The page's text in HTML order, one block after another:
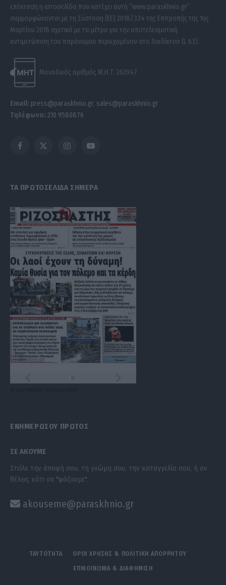
επέκταση η ιστοσελίδα που κατέχει αυτή “www.paraskhnio.gr”
συμμορφώνονται με τη Σύσταση (ΕΕ) 2018/334 της Επιτροπής της 1ης
Μαρτίου 2018 σχετικά με τα μέτρα για την αποτελεσματική
αντιμετώπιση του παράνομου περιεχομένου στο διαδίκτυο (L 63).
Μοναδικός αριθμός Μ.Η.Τ. 262047
Email: press@paraskhnio.gr, sales@paraskhnio.gr
Τηλέφωνο: 210 9580876
Facebook
X
InstagramYouTube
ΤΑ ΠΡΩΤΟΣΕΛΙΔΑ ΣΗΜΕΡΑ
ΕΝΗΜΕΡΩΣΟΥ ΠΡΩΤΟΣ
ΣΕ ΑΚΟΥΜΕ
Στείλε την άποψή σου, τη γνώμη σου, την καταγγελία σου, ή αν
θέλεις κάτι να "ψάξουμε".
akouseme@paraskhnio.gr
ΤΑΥΤΟΤΗΤΑ ΟΡΟΙ ΧΡΗΣΗΣ & ΠΟΛΙΤΙΚΗ ΑΠΟΡΡΗΤΟΥ
ΕΠΙΚΟΙΝΩΝΙΑ & ΔΙΑΦΗΜΙΣΗ